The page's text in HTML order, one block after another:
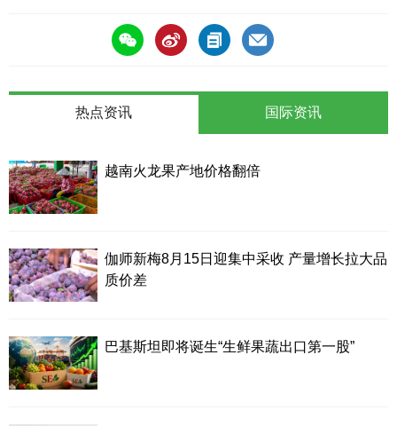
热点资讯
越南火龙果产地价格翻倍
伽师新梅8月15日迎集中采收 产量增长拉大品
质价差
巴基斯坦即将诞生“生鲜果蔬出口第一股”
国际资讯